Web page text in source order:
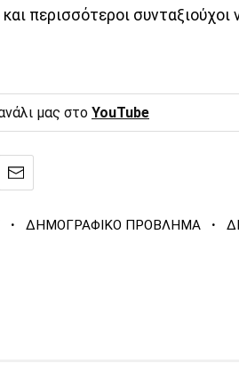
περισσότεροι συνταξιούχοι
μας στο YouTube
· ΔΗΜΟΓΡΑΦΙΚΟ ΠΡΟΒΛΗΜΑ ·